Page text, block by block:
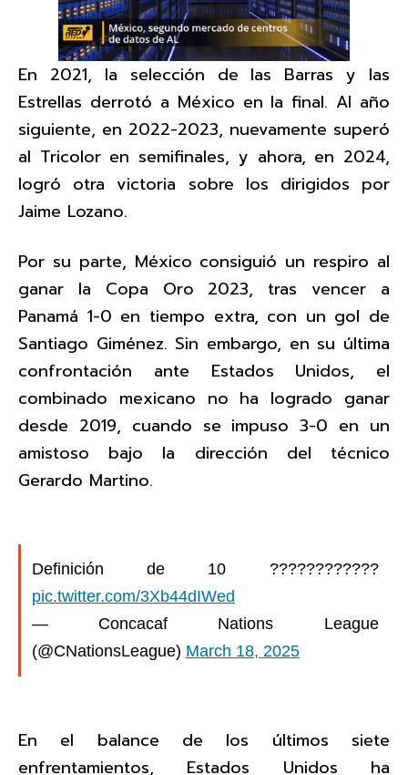
En 2021, la selección de las Barras y las
Estrellas derrotó a México en la final. Al año
siguiente, en 2022-2023, nuevamente superó
al Tricolor en semifinales, y ahora, en 2024,
logró otra victoria sobre los dirigidos por
Jaime Lozano.
Por su parte, México consiguió un respiro al
ganar la Copa Oro 2023, tras vencer a
Panamá 1-0 en tiempo extra, con un gol de
Santiago Giménez. Sin embargo, en su última
confrontación ante Estados Unidos, el
combinado mexicano no ha logrado ganar
desde 2019, cuando se impuso 3-0 en un
amistoso bajo la dirección del técnico
Gerardo Martino.
Definición de 10 ????????????
pic.twitter.com/3Xb44dIWed
— Concacaf Nations League
(@CNationsLeague) March 18, 2025
En el balance de los últimos siete
enfrentamientos, Estados Unidos ha